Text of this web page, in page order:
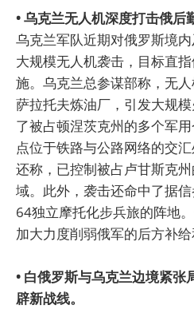
• 乌克兰无人机深度打击俄后
乌克兰军队近期对俄罗斯境
大规模无人机袭击，目标直
施。乌克兰总参谋部称，无
萨拉托夫炼油厂，引发大规
了被占顿涅茨克州的多个军
点位于铁路与公路网络的交
还称，已控制被占卢甘斯克
域。此外，袭击还命中了据
64独立摩托化步兵旅的阵地
加大力度削弱俄军的后方补给
• 白俄罗斯与乌克兰边境紧
辟新战线。